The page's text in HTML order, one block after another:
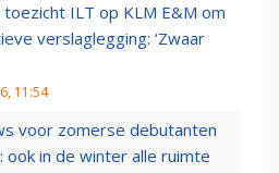
ILT op KLM E&M om
verslaglegging: ‘Zwaar
11:54
voor zomerse debutanten
ook in de winter alle ruimte